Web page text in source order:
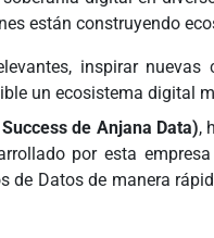
están construyendo
inspirar nuevas
un ecosistema digital
de Anjana Data),
por esta
de Datos de manera